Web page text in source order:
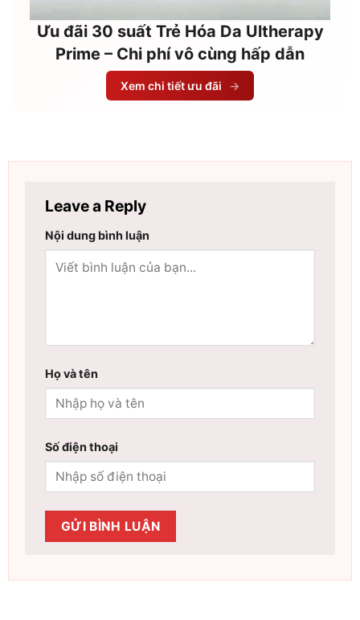
Ưu đãi 30 suất Trẻ Hóa Da Ultherapy
Prime – Chi phí vô cùng hấp dẫn
Xem chi tiết ưu đãi →
Leave a Reply
Nội dung bình luận
Họ và tên
Số điện thoại